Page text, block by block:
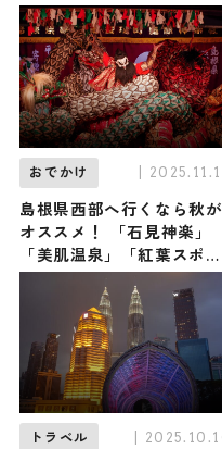
おでかけ |
島根県西部へ行くなら秋が
オススメ！ 「石見神楽」
「美肌温泉」「紅葉スポッ
ト」「ご当地ワイン」など
見どころ満載
トラベル |